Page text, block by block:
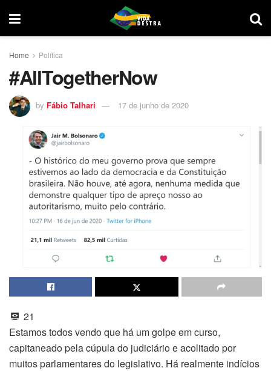
Home Política
#AllTogetherNow
by Fábio Talhari 17 de junho de 2020
21
Estamos todos vendo que há um golpe em curso,
capitaneado pela cúpula do judiciário e acolitado por
muitos parlamentares do legislativo. Há realmente indícios